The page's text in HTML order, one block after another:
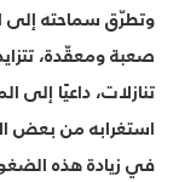
وتطرّق سماحته إلى
صعبة ومعقّدة،
تنازلات، داعيًا إلى
استغرابه من بعض
في زيادة هذه